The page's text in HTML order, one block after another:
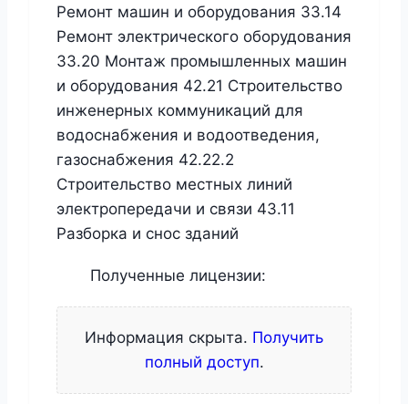
Ремонт машин и оборудования 33.14
Ремонт электрического оборудования
33.20 Монтаж промышленных машин
и оборудования 42.21 Строительство
инженерных коммуникаций для
водоснабжения и водоотведения,
газоснабжения 42.22.2
Строительство местных линий
электропередачи и связи 43.11
Разборка и снос зданий
Полученные лицензии:
Информация скрыта. Получить
полный доступ.